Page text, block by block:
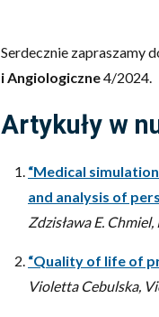
Serdecznie zapraszamy
i Angiologiczne4/2024.
Artykuły w
“Medical
and analysis of
Zdzisława E.
“Quality of life of
Violetta Cebulska,